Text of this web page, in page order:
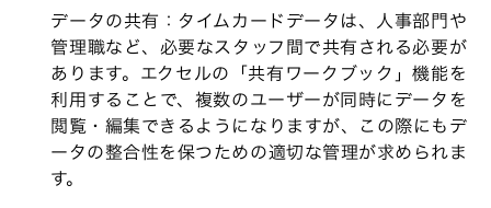
データの共有：タイムカードデータは、人事部門や
管理職など、必要なスタッフ間で共有される必要が
あります。エクセルの「共有ワークブック」機能を
利用することで、複数のユーザーが同時にデータを
閲覧・編集できるようになりますが、この際にもデ
ータの整合性を保つための適切な管理が求められま
す。